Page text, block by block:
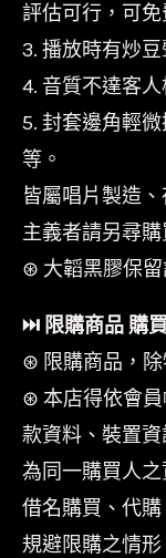
評估可行，可免
3. 播放時有炒
4. 音質不達客人
5. 封套邊角輕
等。
皆屬唱片製造
主義者請另尋購
⊛ 大韜黑膠保留
⏭︎ 限購商品 購
⊛ 限購商品，除
⊛ 本店得依會
款資料、裝置
為同一購買人
借名購買、代
規避限購之情形